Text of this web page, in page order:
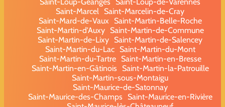
Saint-Marcel
Saint-Marcelin-de-Cray
Saint-Mard-de-Vaux
Saint-Martin-Belle-Roche
Saint-Martin-d'Auxy
Saint-Martin-de-Commune
Saint-Martin-de-Lixy Saint-Martin-de-Salencey
Saint-Martin-du-Lac
Saint-Martin-du-Mont
Saint-Martin-du-Tartre
Saint-Martin-en-Bresse
Saint-Martin-en-Gâtinois
Saint-Martin-la-Patrouille
Saint-Martin-sous-Montaigu
Saint-Maurice-de-Satonnay
Saint-Maurice-des-Champs
Saint-Maurice-en-Rivière